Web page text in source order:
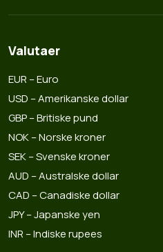
Valutaer
EUR – Euro
USD – Amerikanske dollar
GBP – Britiske pund
NOK – Norske kroner
SEK – Svenske kroner
AUD – Australske dollar
CAD – Canadiske dollar
JPY – Japanske yen
INR – Indiske rupees